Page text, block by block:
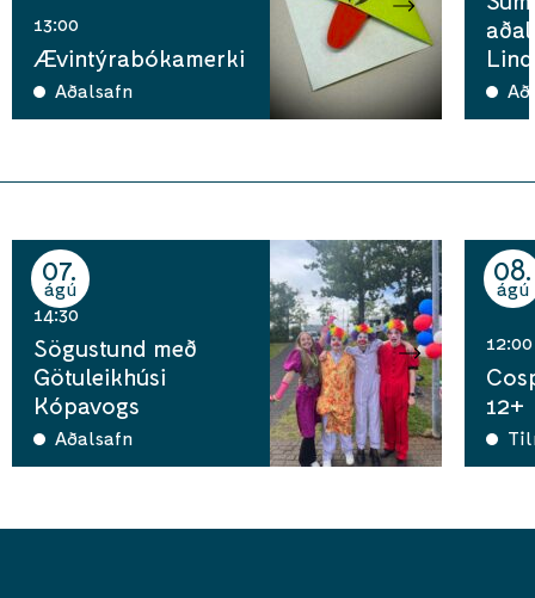
13:00
Ævintýrabókamerki
Aðalsafn
07
ágú
14:30
Sögustund með
Götuleikhúsi
Kópavogs
Aðalsafn
08
ágú
12:00
12+